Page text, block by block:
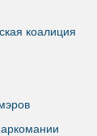
коалиция